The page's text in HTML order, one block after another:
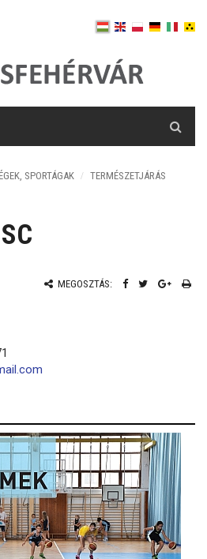
SPORTÁGAK
TERMÉSZETJÁRÁS
MEGOSZTÁS: